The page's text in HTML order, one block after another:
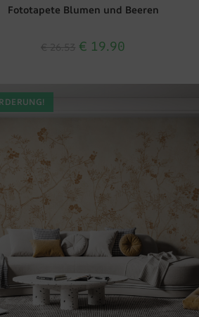
Fototapete Blumen und Beeren
€ 19.90